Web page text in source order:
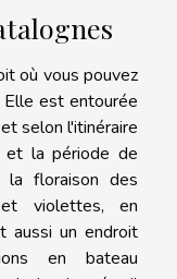
où vous pouvez
Elle est entourée
selon l'itinéraire
et la période de
la floraison des
violettes, en
aussi un endroit
en bateau